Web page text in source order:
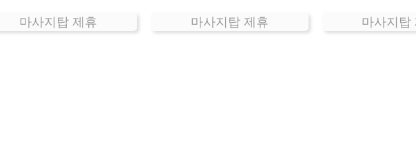
마사지탑 제휴 마사지탑 제휴 마사지탑